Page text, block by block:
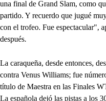
una final de Grand Slam, como
partido. Y recuerdo que jugué
con el trofeo. Fue espectacular",
después.
La caraqueña, desde entonces,
contra Venus Williams; fue
título de Maestra en las Finales
La española dejó las pistas a los